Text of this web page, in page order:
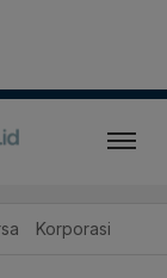
Korporasi